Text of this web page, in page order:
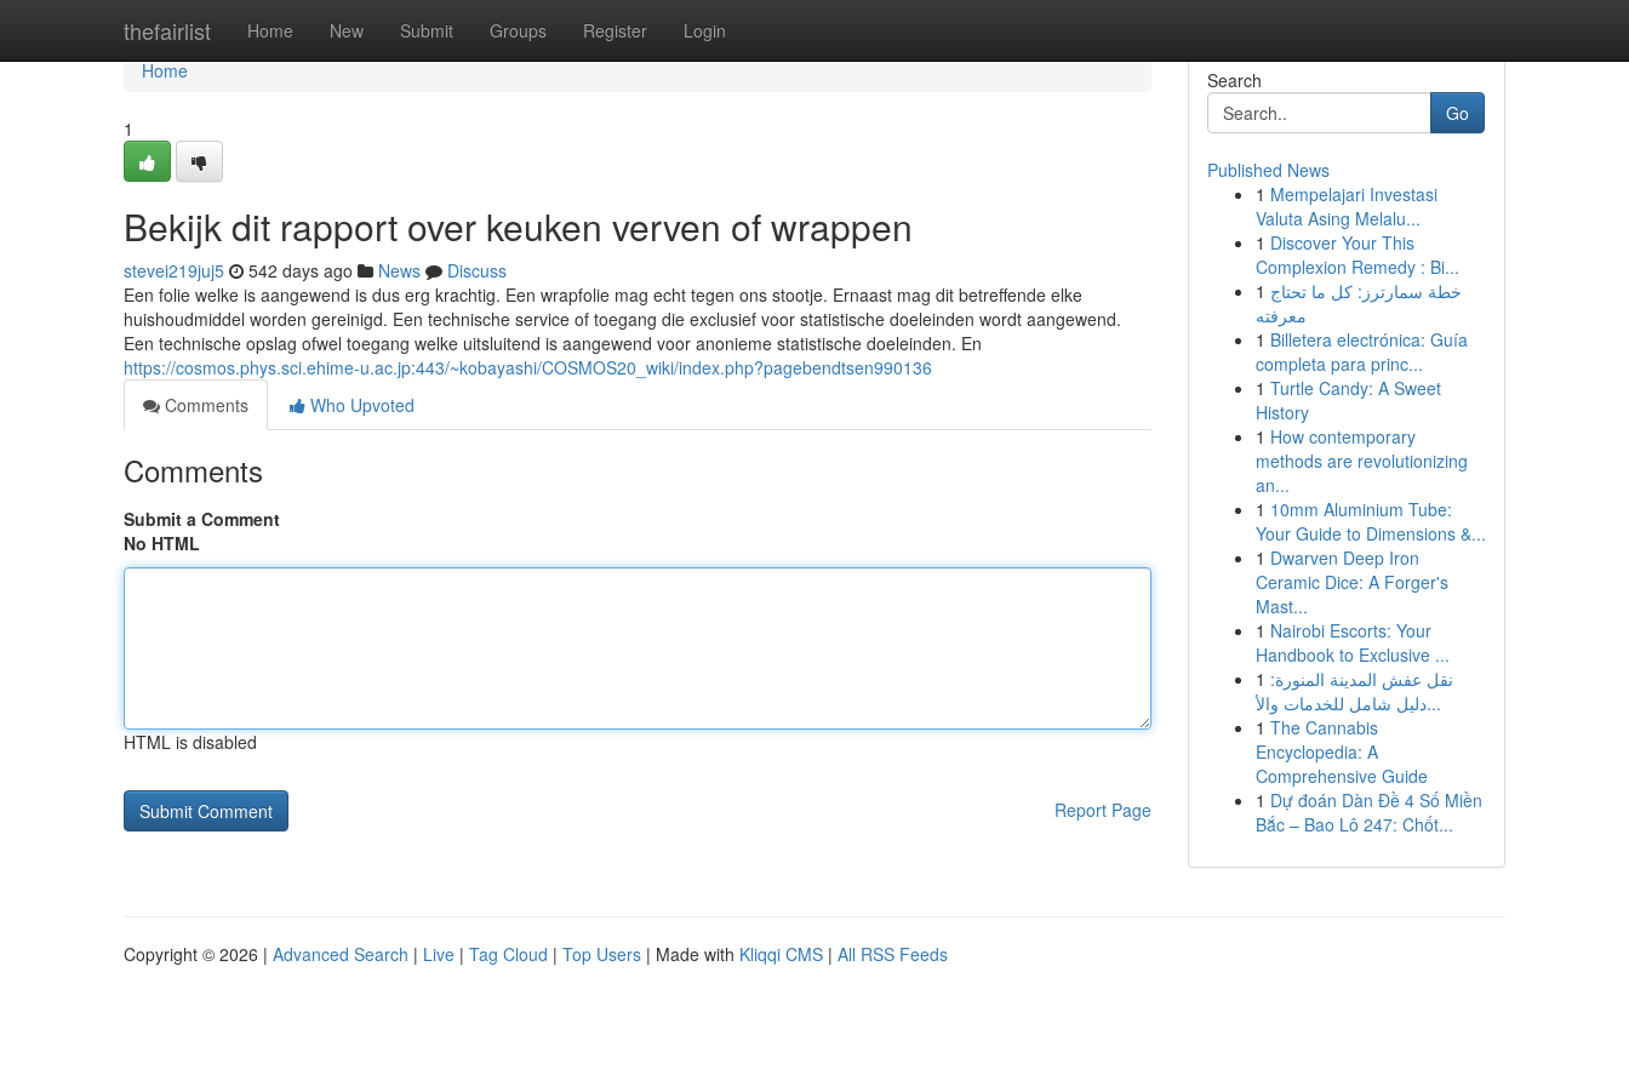
thefairlist Home New Submit Groups Register Login
Home
Home
1
Bekijk dit rapport over keuken verven of wrappen
stevei219juj5 542 days ago News
Discuss
Een folie welke is aangewend is dus erg krachtig. Een wrapfolie mag echt tegen ons stootje. Ernaast mag dit betreffende elke
huishoudmiddel worden gereinigd. Een technische service of toegang die exclusief voor statistische doeleinden wordt aangewend.
Een technische opslag ofwel toegang welke uitsluitend is aangewend voor anonieme statistische doeleinden. En
https://cosmos.phys.sci.ehime-u.ac.jp:443/~kobayashi/COSMOS20_wiki/index.php?pagebendtsen990136
Comments
Who Upvoted
Comments
Submit a Comment
No HTML
HTML is disabled
Report Page
Search
Go
Published News
1 Mempelajari Investasi
Valuta Asing Melalu...
1 Discover Your This
Complexion Remedy : Bi...
1 خطة سمارترز: كل ما تحتاج
معرفته
1 Billetera electrónica: Guía
completa para princ...
1 Turtle Candy: A Sweet
History
1 How contemporary
methods are revolutionizing
an...
1 10mm Aluminium Tube:
Your Guide to Dimensions &...
1 Dwarven Deep Iron
Ceramic Dice: A Forger's
Mast...
1 Nairobi Escorts: Your
Handbook to Exclusive ...
1 نقل عفش المدينة المنورة:
دليل شامل للخدمات والأ...
1 The Cannabis
Encyclopedia: A
Comprehensive Guide
1 Dự đoán Dàn Đề 4 Số Miền
Bắc – Bao Lô 247: Chốt...
Copyright © 2026 | Advanced Search | Live | Tag Cloud | Top Users | Made with Kliqqi CMS | All RSS Feeds